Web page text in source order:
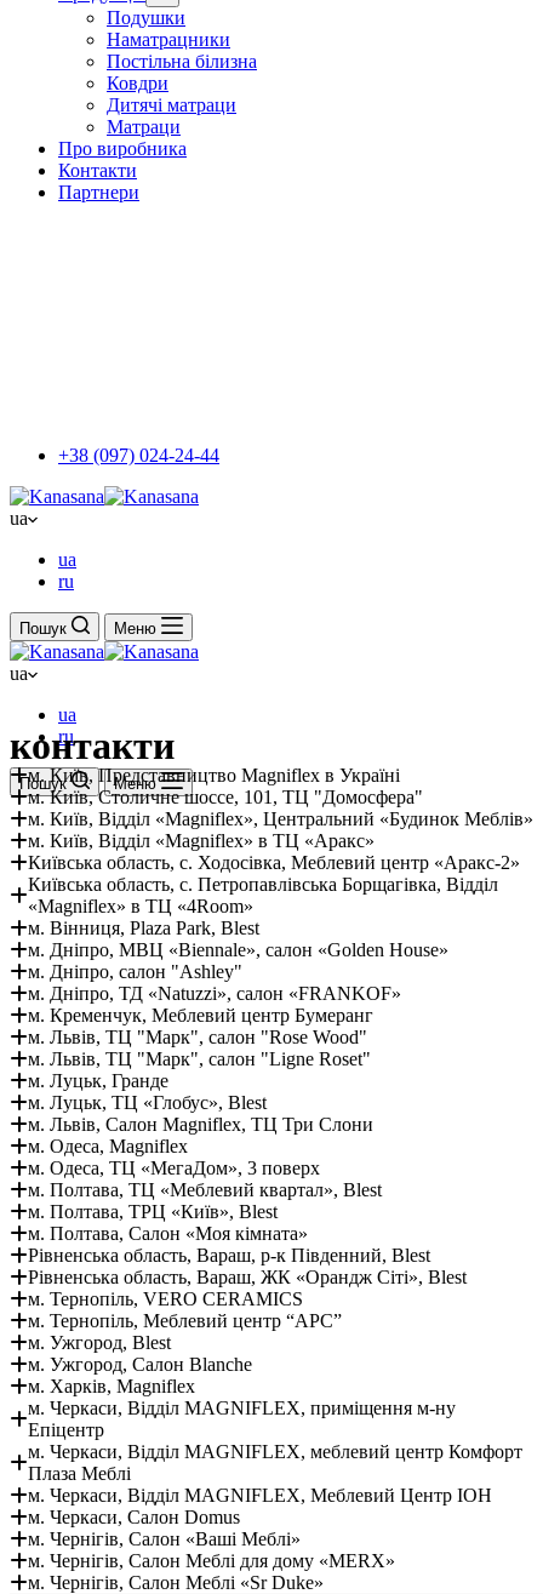
Подушки
Наматрацники
Постільна білизна
Ковдри
Дитячі матраци
Матраци
Про виробника
Контакти
Партнери
+38 (097) 024-24-44
ua
ua
ru
Пошук Меню
ua
ua
ru
Пошук Меню
контакти
м. Київ, Представництво Magniflex в Україні
м. Київ, Столичне шоссе, 101, ТЦ "Домосфера"
м. Київ, Відділ «Magniflex», Центральний «Будинок Меблів»
м. Київ, Відділ «Magniflex» в ТЦ «Аракс»
Київська область, с. Ходосівка, Меблевий центр «Аракс-2»
Київська область, с. Петропавлівська Борщагівка, Відділ
«Magniflex» в ТЦ «4Room»
м. Вінниця, Plaza Park, Blest
м. Дніпро, МВЦ «Biennale», салон «Golden House»
м. Дніпро, салон "Ashley"
м. Дніпро, ТД «Natuzzi», салон «FRANKOF»
м. Кременчук, Меблевий центр Бумеранг
м. Львів, ТЦ "Марк", салон "Rose Wood"
м. Львів, ТЦ "Марк", салон "Ligne Roset"
м. Луцьк, Гранде
м. Луцьк, ТЦ «Глобус», Blest
м. Львів, Салон Magniflex, ТЦ Три Слони
м. Одеса, Magniflex
м. Одеса, ТЦ «МегаДом», 3 поверх
м. Полтава, ТЦ «Меблевий квартал», Blest
м. Полтава, ТРЦ «Київ», Blest
м. Полтава, Салон «Моя кімната»
Рівненська область, Вараш, р-к Південний, Blest
Рівненська область, Вараш, ЖК «Орандж Сіті», Blest
м. Тернопіль, VERO CERAMICS
м. Тернопіль, Меблевий центр “АРС”
м. Ужгород, Blest
м. Ужгород, Салон Blanche
м. Харків, Magniflex
м. Черкаси, Відділ MAGNIFLEX, приміщення м-ну
Епіцентр
м. Черкаси, Відділ MAGNIFLEX, меблевий центр Комфорт
Плаза Меблі
м. Черкаси, Відділ MAGNIFLEX, Меблевий Центр ІОН
м. Черкаси, Салон Domus
м. Чернігів, Салон «Ваші Меблі»
м. Чернігів, Салон Меблі для дому «MERX»
м. Чернігів, Салон Меблі «Sr Duke»